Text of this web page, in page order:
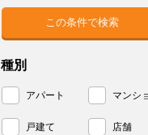
種別
アパート マンシ
戸建て 店舗